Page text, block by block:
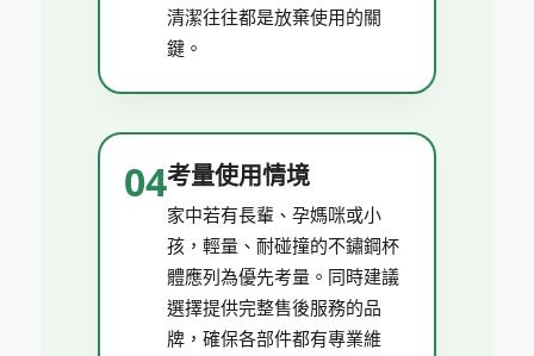
清潔往往都是放棄使用的關
鍵。
04考量使用情境
家中若有長輩、孕媽咪或小
孩，輕量、耐碰撞的不鏽鋼杯
體應列為優先考量。同時建議
選擇提供完整售後服務的品
牌，確保各部件都有專業維